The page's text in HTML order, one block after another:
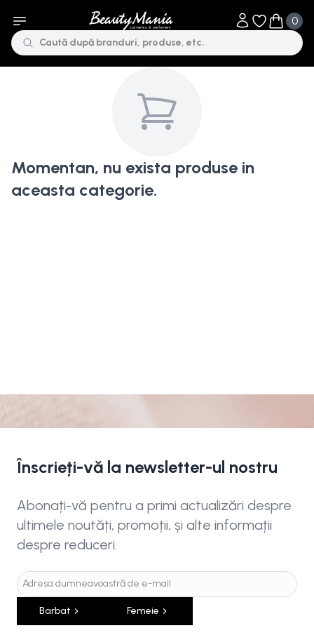
Obiecte în
0
Obiecte
Momentan, nu exista produse in
aceasta categorie.
Înscrieți-vă la newsletter-ul nostru
Abonați-vă pentru a primi actualizări despre
ultimele noutăți, promoții, și alte informații
despre reduceri.
Barbat Femeie